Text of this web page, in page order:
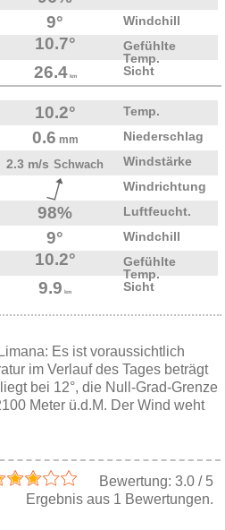
9° Windchill
10.7°
Gefühlte
Temp.
26.4km Sicht
10.2° Temp.
0.6 mm
Niederschlag
2.3 m/s Schwach
Windstärke
Windrichtung
98% Luftfeucht.
9° Windchill
10.2°
Gefühlte
Temp.
9.9 km Sicht
Es ist voraussichtlich
im Verlauf des Tages beträgt
bei 12°, die Null-Grad-Grenze
Meter ü.d.M. Der Wind weht
Bewertung: 3.0/ 5
Ergebnis aus 1 Bewertungen.